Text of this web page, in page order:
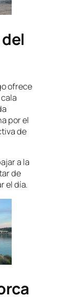
ofrece
por el
de
a la
de
el día.